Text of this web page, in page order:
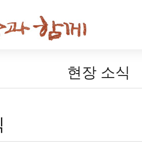
현장 소식